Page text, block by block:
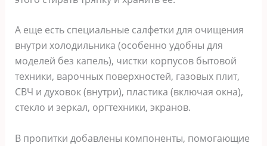
А еще есть специальные салфетки для очищения
внутри холодильника (особенно удобны для
моделей без капель), чистки корпусов бытовой
техники, варочных поверхностей, газовых плит,
СВЧ и духовок (внутри), пластика (включая окна),
стекло и зеркал, оргтехники, экранов.
В пропитки добавлены компоненты, помогающие